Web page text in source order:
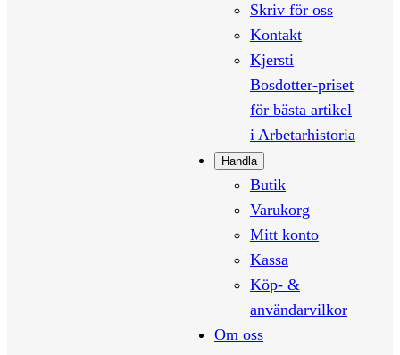
Skriv för oss
Kontakt
Kjersti
Bosdotter-priset
för bästa artikel
i Arbetarhistoria
Handla
Butik
Varukorg
Mitt konto
Kassa
Köp- &
användarvilkor
Om oss